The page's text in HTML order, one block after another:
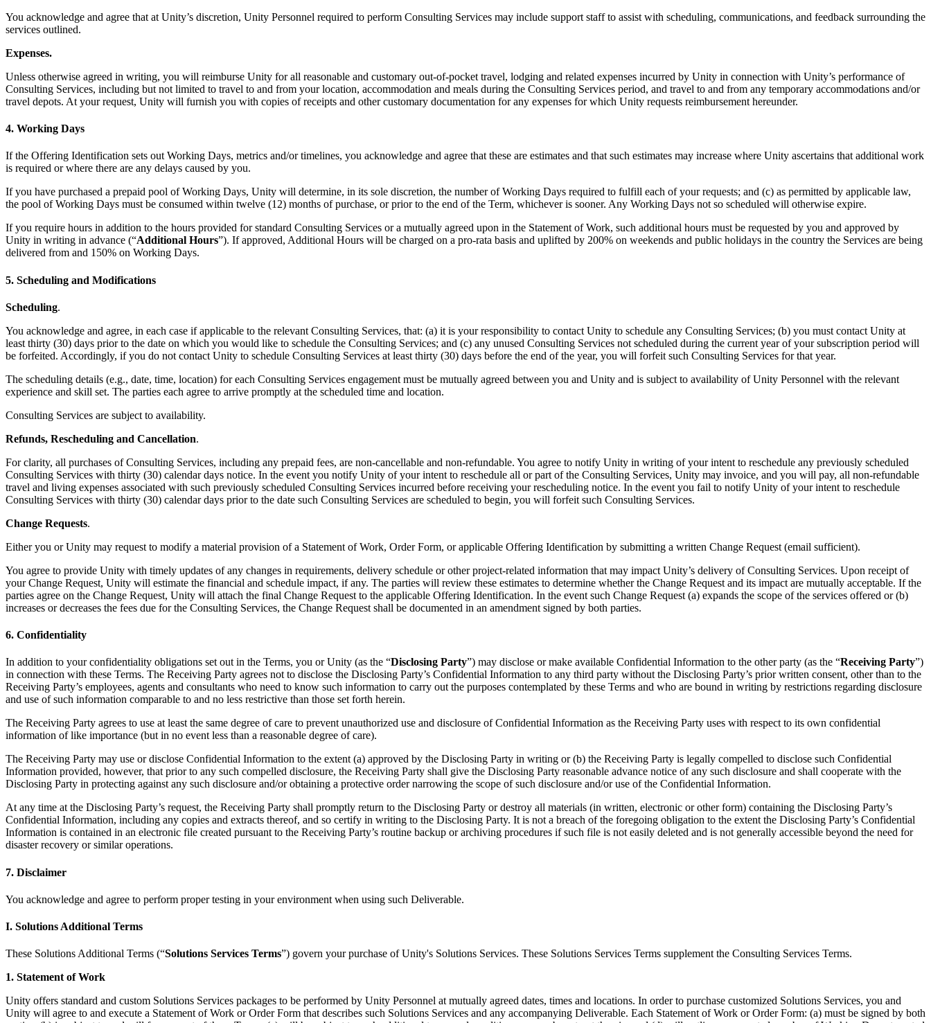
You acknowledge and agree that at Unity’s discretion, Unity Personnel required to perform Consulting Services may include support staff to assist with scheduling, communications, and feedback surrounding the
services outlined.
Expenses.
Unless otherwise agreed in writing, you will reimburse Unity for all reasonable and customary out-of-pocket travel, lodging and related expenses incurred by Unity in connection with Unity’s performance of
Consulting Services, including but not limited to travel to and from your location, accommodation and meals during the Consulting Services period, and travel to and from any temporary accommodations and/or
travel depots. At your request, Unity will furnish you with copies of receipts and other customary documentation for any expenses for which Unity requests reimbursement hereunder.
4. Working Days
If the Offering Identification sets out Working Days, metrics and/or timelines, you acknowledge and agree that these are estimates and that such estimates may increase where Unity ascertains that additional work
is required or where there are any delays caused by you.
If you have purchased a prepaid pool of Working Days, Unity will determine, in its sole discretion, the number of Working Days required to fulfill each of your requests; and (c) as permitted by applicable law,
the pool of Working Days must be consumed within twelve (12) months of purchase, or prior to the end of the Term, whichever is sooner. Any Working Days not so scheduled will otherwise expire.
If you require hours in addition to the hours provided for standard Consulting Services or a mutually agreed upon in the Statement of Work, such additional hours must be requested by you and approved by
Unity in writing in advance (“Additional Hours”). If approved, Additional Hours will be charged on a pro-rata basis and uplifted by 200% on weekends and public holidays in the country the Services are being
delivered from and 150% on Working Days.
5. Scheduling and Modifications
Scheduling.
You acknowledge and agree, in each case if applicable to the relevant Consulting Services, that: (a) it is your responsibility to contact Unity to schedule any Consulting Services; (b) you must contact Unity at
least thirty (30) days prior to the date on which you would like to schedule the Consulting Services; and (c) any unused Consulting Services not scheduled during the current year of your subscription period will
be forfeited. Accordingly, if you do not contact Unity to schedule Consulting Services at least thirty (30) days before the end of the year, you will forfeit such Consulting Services for that year.
The scheduling details (e.g., date, time, location) for each Consulting Services engagement must be mutually agreed between you and Unity and is subject to availability of Unity Personnel with the relevant
experience and skill set. The parties each agree to arrive promptly at the scheduled time and location.
Consulting Services are subject to availability.
Refunds, Rescheduling and Cancellation.
For clarity, all purchases of Consulting Services, including any prepaid fees, are non-cancellable and non-refundable. You agree to notify Unity in writing of your intent to reschedule any previously scheduled
Consulting Services with thirty (30) calendar days notice. In the event you notify Unity of your intent to reschedule all or part of the Consulting Services, Unity may invoice, and you will pay, all non-refundable
travel and living expenses associated with such previously scheduled Consulting Services incurred before receiving your rescheduling notice. In the event you fail to notify Unity of your intent to reschedule
Consulting Services with thirty (30) calendar days prior to the date such Consulting Services are scheduled to begin, you will forfeit such Consulting Services.
Change Requests.
Either you or Unity may request to modify a material provision of a Statement of Work, Order Form, or applicable Offering Identification by submitting a written Change Request (email sufficient).
You agree to provide Unity with timely updates of any changes in requirements, delivery schedule or other project-related information that may impact Unity’s delivery of Consulting Services. Upon receipt of
your Change Request, Unity will estimate the financial and schedule impact, if any. The parties will review these estimates to determine whether the Change Request and its impact are mutually acceptable. If the
parties agree on the Change Request, Unity will attach the final Change Request to the applicable Offering Identification. In the event such Change Request (a) expands the scope of the services offered or (b)
increases or decreases the fees due for the Consulting Services, the Change Request shall be documented in an amendment signed by both parties.
6. Confidentiality
In addition to your confidentiality obligations set out in the Terms, you or Unity (as the “Disclosing Party”) may disclose or make available Confidential Information to the other party (as the “Receiving Party”)
in connection with these Terms. The Receiving Party agrees not to disclose the Disclosing Party’s Confidential Information to any third party without the Disclosing Party’s prior written consent, other than to the
Receiving Party’s employees, agents and consultants who need to know such information to carry out the purposes contemplated by these Terms and who are bound in writing by restrictions regarding disclosure
and use of such information comparable to and no less restrictive than those set forth herein.
The Receiving Party agrees to use at least the same degree of care to prevent unauthorized use and disclosure of Confidential Information as the Receiving Party uses with respect to its own confidential
information of like importance (but in no event less than a reasonable degree of care).
The Receiving Party may use or disclose Confidential Information to the extent (a) approved by the Disclosing Party in writing or (b) the Receiving Party is legally compelled to disclose such Confidential
Information provided, however, that prior to any such compelled disclosure, the Receiving Party shall give the Disclosing Party reasonable advance notice of any such disclosure and shall cooperate with the
Disclosing Party in protecting against any such disclosure and/or obtaining a protective order narrowing the scope of such disclosure and/or use of the Confidential Information.
At any time at the Disclosing Party’s request, the Receiving Party shall promptly return to the Disclosing Party or destroy all materials (in written, electronic or other form) containing the Disclosing Party’s
Confidential Information, including any copies and extracts thereof, and so certify in writing to the Disclosing Party. It is not a breach of the foregoing obligation to the extent the Disclosing Party’s Confidential
Information is contained in an electronic file created pursuant to the Receiving Party’s routine backup or archiving procedures if such file is not easily deleted and is not generally accessible beyond the need for
disaster recovery or similar operations.
7. Disclaimer
You acknowledge and agree to perform proper testing in your environment when using such Deliverable.
I. Solutions Additional Terms
These Solutions Additional Terms (“Solutions Services Terms”) govern your purchase of Unity's Solutions Services. These Solutions Services Terms supplement the Consulting Services Terms.
1. Statement of Work
Unity offers standard and custom Solutions Services packages to be performed by Unity Personnel at mutually agreed dates, times and locations. In order to purchase customized Solutions Services, you and
Unity will agree to and execute a Statement of Work or Order Form that describes such Solutions Services and any accompanying Deliverable. Each Statement of Work or Order Form: (a) must be signed by both